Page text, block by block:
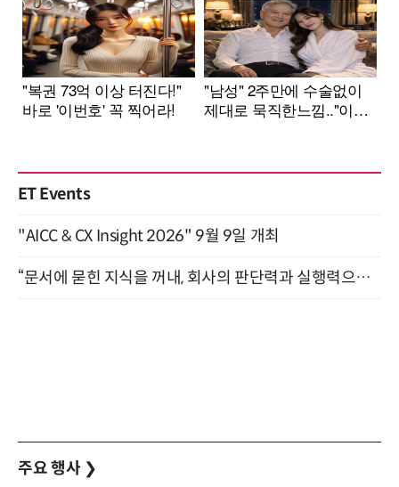
ET Events
"AICC & CX Insight 2026" 9월 9일 개최
“문서에 묻힌 지식을 꺼내, 회사의 판단력과 실행력으로 바꾸다” (8/20)
주요 행사 ❯